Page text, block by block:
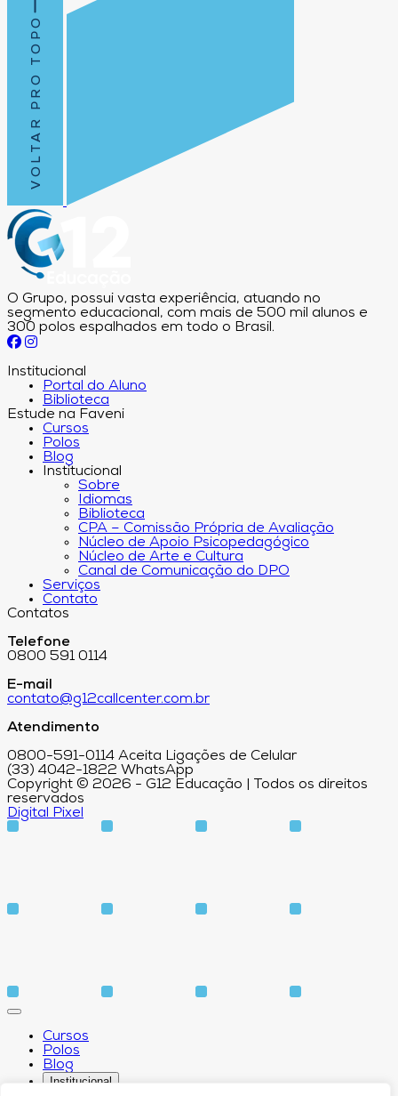
VOLTAR PRO TOPO
O Grupo, possui vasta experiência, atuando no
segmento educacional, com mais de 500 mil alunos e
300 polos espalhados em todo o Brasil.
Institucional
Portal do Aluno
Biblioteca
Estude na Faveni
Cursos
Polos
Blog
Institucional
Sobre
Idiomas
Biblioteca
CPA – Comissão Própria de Avaliação
Núcleo de Apoio Psicopedagógico
Núcleo de Arte e Cultura
Canal de Comunicação do DPO
Serviços
Contato
Contatos
Telefone
0800 591 0114
E-mail
contato@g12callcenter.com.br
Atendimento
0800-591-0114 Aceita Ligações de Celular
(33) 4042-1822 WhatsApp
Copyright © 2026 - G12 Educação | Todos os direitos
reservados
Digital Pixel
Cursos
Polos
Blog
Institucional